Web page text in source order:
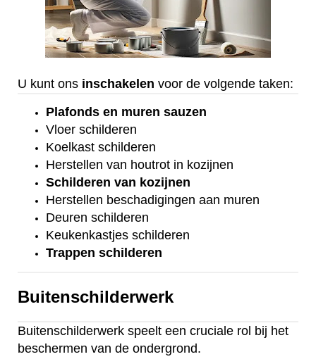
U kunt ons inschakelen voor de volgende taken:
Plafonds en muren sauzen
Vloer schilderen
Koelkast schilderen
Herstellen van houtrot in kozijnen
Schilderen van kozijnen
Herstellen beschadigingen aan muren
Deuren schilderen
Keukenkastjes schilderen
Trappen schilderen
Buitenschilderwerk
Buitenschilderwerk speelt een cruciale rol bij het
beschermen van de ondergrond.